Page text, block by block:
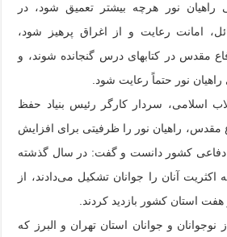
راهیان نور هرچه بیشتر تعمیق شود، در
امانت رعایت و از اغراق پرهیز شود،
مقدس در کتابهای درس گنجانده شوند، و
نور حتماً رعایت شود.
اسلامی، سردار کارگر رئیس بنیاد حفظ
مقدس، راهیان نور را ظرفیتی برای افزایش
دفاعی کشور دانست و گفت: در سال گذشته
آنان را جوانان تشکیل می‌دادند، از
و جوانان استان تهران و البرز که